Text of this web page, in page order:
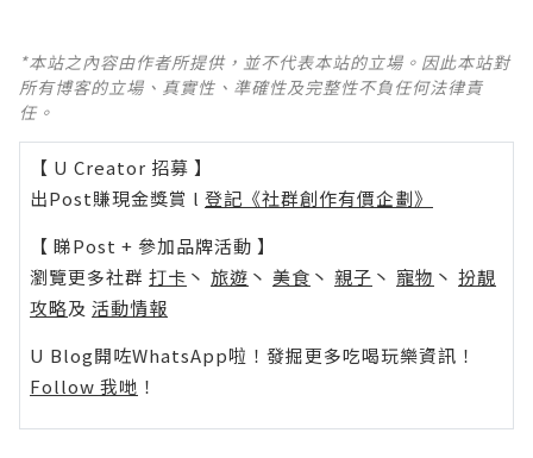
*本站之內容由作者所提供，並不代表本站的立場。因此本站對
所有博客的立場、真實性、準確性及完整性不負任何法律責
任。
【 U Creator 招募 】
出Post賺現金獎賞 l 登記《社群創作有價企劃》
【 睇Post + 參加品牌活動 】
瀏覽更多社群 打卡 丶 旅遊 丶 美食 丶 親子 丶 寵物 丶 扮靚
攻略及 活動情報
U Blog開咗WhatsApp啦！發掘更多吃喝玩樂資訊！
Follow 我哋 ！